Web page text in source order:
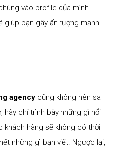
vào profile của mình.
giúp bạn gây ấn tượng mạnh
agency cũng không nên sa
hãy chỉ trình bày những gì nổi
khách hàng sẽ không có thời
những gì bạn viết. Ngược lại,